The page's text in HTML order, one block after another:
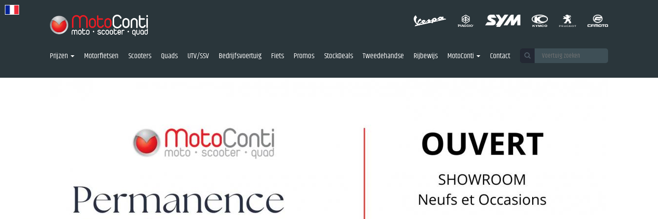
Prijzen Motorfietsen Scooters Quads UTV/SSV Bedrijfsvoertuig Fiets Promos StockDeals Tweedehandse Rijbewijs MotoConti Contact